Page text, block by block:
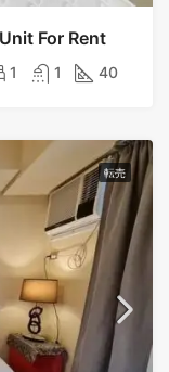
For Rent
1 1 40
転売